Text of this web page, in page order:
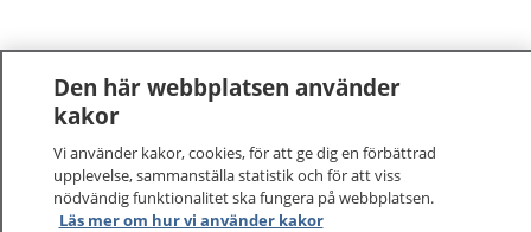
Den här webbplatsen använder
kakor
Vi använder kakor, cookies, för att ge dig en förbättrad
upplevelse, sammanställa statistik och för att viss
nödvändig funktionalitet ska fungera på webbplatsen.
Läs mer om hur vi använder kakor